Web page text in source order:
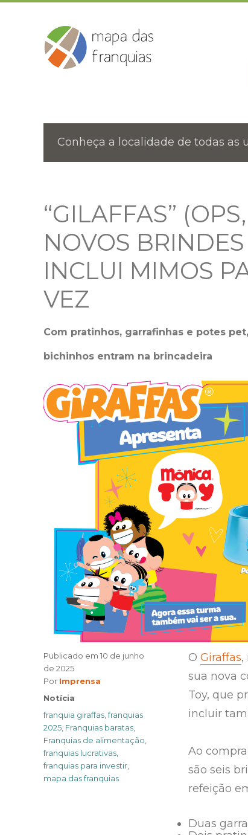
Conheça a localidade de todas as
“GILAFFAS”
NOVOS
INCLUI MIMOS
VEZ
Com pratinhos, garrafinhas e potes
bichinhos entram na brincadeira
O Giraffas,
sua nova
Toy, que
incluir
Ao
são seis
refeição
Duas
Publicado em 10 de junho
de 2025
Por Author
Imprensa
Categories
Notícia
Tags
franquia giraffas ,franquias
2025 Franquias baratas
Franquias de alimentação
franquias lucrativas
franquias para investir
mapa das franquias